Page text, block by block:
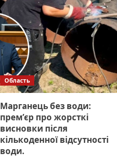
Область
Марганець без води:
прем’єр про жорсткі
висновки після
кількоденної відсутності
води.